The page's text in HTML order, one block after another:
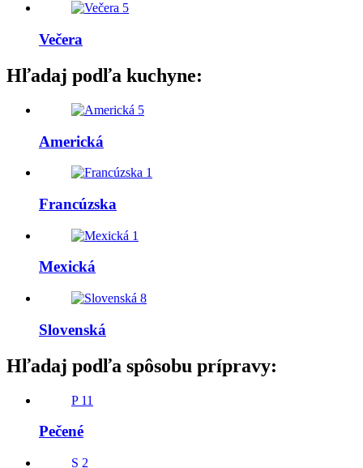
5
Večera
Hľadaj podľa kuchyne:
5
Americká
1
Francúzska
1
Mexická
8
Slovenská
Hľadaj podľa spôsobu prípravy:
P 11
Pečené
S 2